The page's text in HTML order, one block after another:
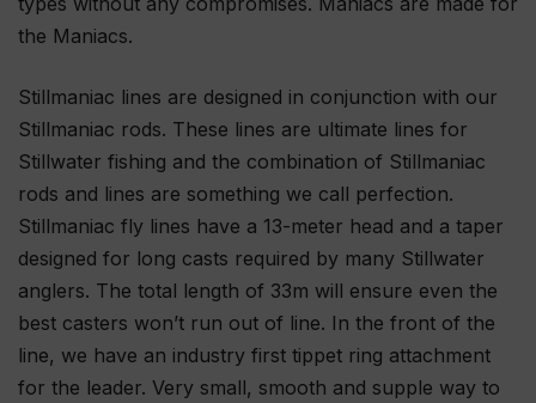
the Maniacs.
Stillmaniac lines are designed in conjunction with our
Stillmaniac rods. These lines are ultimate lines for
Stillwater fishing and the combination of Stillmaniac
rods and lines are something we call perfection.
Stillmaniac fly lines have a 13-meter head and a taper
designed for long casts required by many Stillwater
anglers. The total length of 33m will ensure even the
best casters won’t run out of line. In the front of the
line, we have an industry first tippet ring attachment
for the leader. Very small, smooth and supple way to